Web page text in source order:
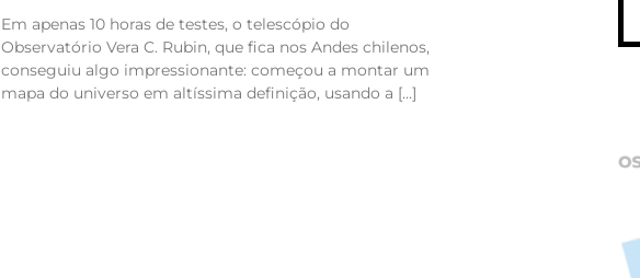
Em apenas 10 horas de testes, o telescópio do
Observatório Vera C. Rubin, que fica nos Andes chilenos,
conseguiu algo impressionante: começou a montar um
mapa do universo em altíssima definição, usando a […]